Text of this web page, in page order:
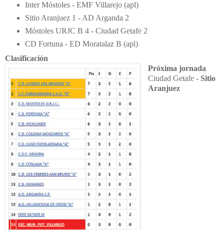
Inter Móstoles - EMF Villarejo (apl)
Sitio Aranjuez 1 - AD Arganda 2
Móstoles URJC B 4 - Ciudad Getafe 2
CD Fortuna - ED Moratalaz B (apl)
Clasificación
Próxima jornada
Ciudad Getafe - Sitio
Aranjuez